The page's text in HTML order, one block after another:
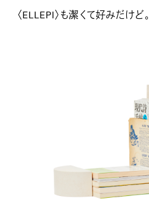
〈ELLEPI〉も潔くて好みだけど。